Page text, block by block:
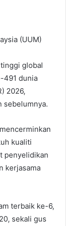
(UUM)
global
491 dunia
2026,
sebelumnya.
kualiti
penyelidikan
kerjasama
terbaik ke-6,
sekali gus